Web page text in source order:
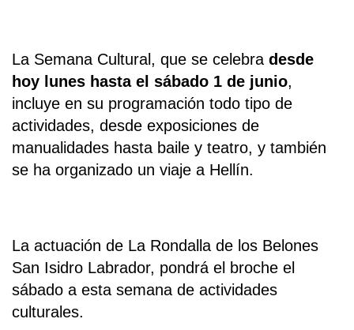
La Semana Cultural, que se celebra desde
hoy lunes hasta el sábado 1 de junio,
incluye en su programación todo tipo de
actividades, desde exposiciones de
manualidades hasta baile y teatro, y también
se ha organizado un viaje a Hellín.
La actuación de La Rondalla de los Belones
San Isidro Labrador, pondrá el broche el
sábado a esta semana de actividades
culturales.